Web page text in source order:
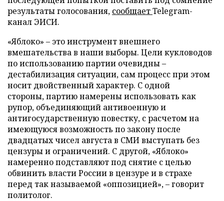
результаты голосования, сообщаетTelegram-
канал ЭИСИ.
«Яблоко» – это инструмент внешнего
вмешательства в наши выборы. Цели кукловодов
по использованию партии очевидны –
дестабилизация ситуации, сам процесс при этом
носит двойственный характер. С одной
стороны, партию намерены использовать как
рупор, объединяющий антивоенную и
антигосударственную повестку, с расчетом на
имеющуюся возможность по закону после
двадцатых чисел августа в СМИ выступать без
цензуры и ограничений. С другой, «Яблоко»
намеренно подставляют под снятие с целью
обвинить власти России в цензуре и в страхе
перед так называемой «оппозицией», – говорит
политолог.